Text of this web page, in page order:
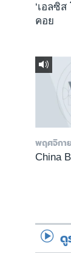
‘เอลซิ
คอย
พฤศจิกา
China
ดู